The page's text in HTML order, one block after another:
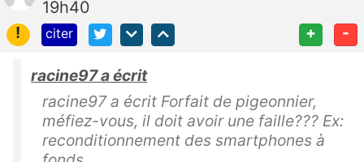
19h40
!
citer + -
racine97 a écrit
racine97 a écrit Forfait de pigeonnier,
méfiez-vous, il doit avoir une faille??? Ex:
reconditionnement des smartphones à